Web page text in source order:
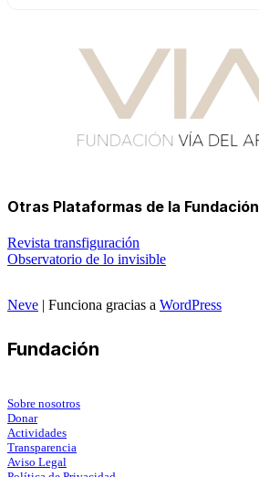
Otras Plataformas de la Fundación
Revista transfiguración
Observatorio de lo invisible
Neve | Funciona gracias a WordPress
Fundación
Sobre nosotros
Donar
Actividades
Transparencia
Aviso Legal